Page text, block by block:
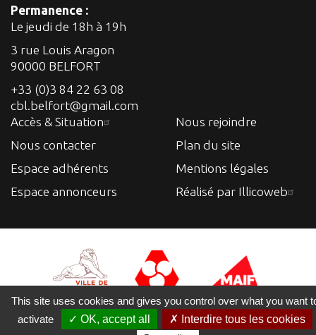
Permanence :
Le jeudi de 18h à 19h
3 rue Louis Aragon
90000 BELFORT
+33 (0)3 84 22 63 08
cbl.belfort@gmail.com
Accès & Situation
Nous contacter
Espace adhérents
Espace annonceurs
Nous rejoindre
Plan du site
Mentions légales
Réalisé par Illicoweb
This site uses cookies and gives you control over what you want
activate
✓ OK, accept all ✗ Interdire tous les cookies